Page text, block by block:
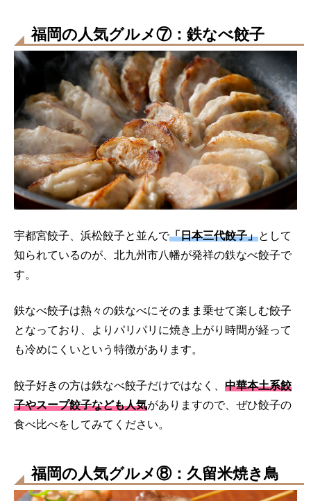
福岡の人気グルメ⑦：鉄なべ餃子
宇都宮餃子、浜松餃子と並んで「日本三代餃子」として
知られているのが、北九州市八幡が発祥の鉄なべ餃子で
す。
鉄なべ餃子は熱々の鉄なべにそのまま乗せて楽しむ餃子
となっており、よりパリパリに焼き上がり時間が経って
も冷めにくいという特徴があります。
餃子好きの方は鉄なべ餃子だけではなく、 中華本土系餃
子やスープ餃子なども人気がありますので、ぜひ餃子の
食べ比べをしてみてください。
福岡の人気グルメ⑧：久留米焼き鳥